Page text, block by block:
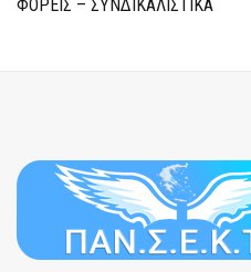
ΦΟΡΕΙΣ – ΣΥΝΔΙΚΑΛΙΣΤΙΚΑ